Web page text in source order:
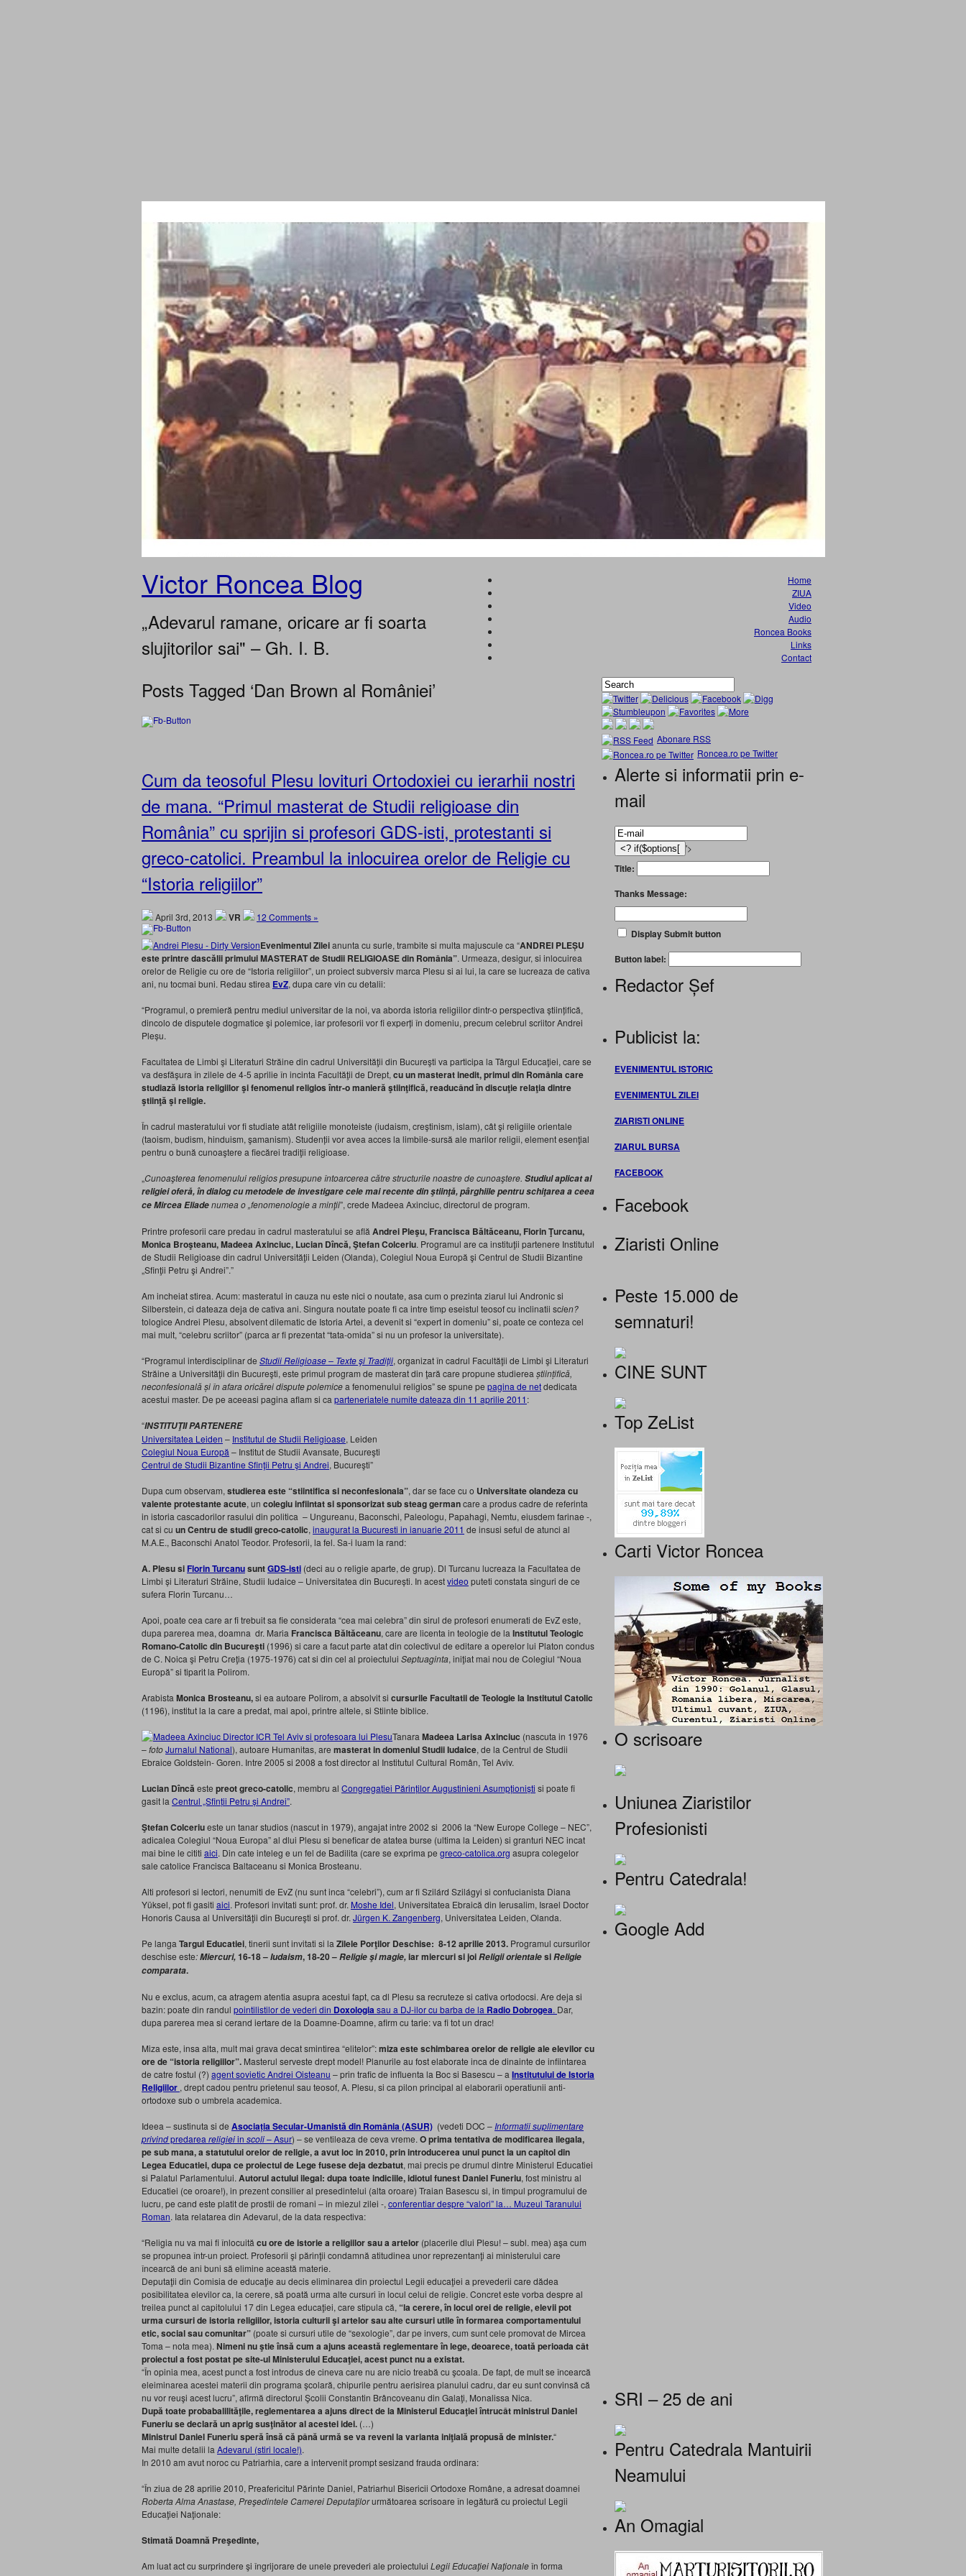
Victor Roncea Blog
„Adevarul ramane, oricare ar fi soarta
slujitorilor sai" – Gh. I. B.
Home
ZIUA
Video
Audio
Roncea Books
Links
Contact
Posts Tagged ‘Dan Brown al României’
Cum da teosoful Plesu lovituri Ortodoxiei cu ierarhii nostri
de mana. “Primul masterat de Studii religioase din
România” cu sprijin si profesori GDS-isti, protestanti si
greco-catolici. Preambul la inlocuirea orelor de Religie cu
“Istoria religiilor”
April 3rd, 2013 VR 12 Comments »
Evenimentul Zileianunta cu surle, trambite si multa majuscule ca “ANDREI PLEȘU
este printre dascălii primului MASTERAT de Studii RELIGIOASE din România”. Urmeaza, desigur, si inlocuirea
orelor de Religie cu ore de “Istoria religiilor”, un proiect subversiv marca Plesu si ai lui, la care se lucreaza de cativa
ani, nu tocmai buni. Redau stirea EvZ, dupa care vin cu detalii:
“Programul, o premieră pentru mediul universitar de la noi, va aborda istoria religiilor dintr-o perspectiva științifică,
dincolo de disputele dogmatice şi polemice, iar profesorii vor fi experți în domeniu, precum celebrul scriitor Andrei
Pleșu.
Facultatea de Limbi şi Literaturi Străine din cadrul Universităţii din Bucureşti va participa la Târgul Educaţiei, care se
va desfăşura în zilele de 4-5 aprilie în incinta Facultăţii de Drept, cu un masterat inedit, primul din România care
studiază istoria religiilor şi fenomenul religios într-o manieră ştiinţifică, readucând în discuţie relaţia dintre
ştiinţă şi religie.
În cadrul masteratului vor fi studiate atât religiile monoteiste (iudaism, creştinism, islam), cât şi religiile orientale
(taoism, budism, hinduism, şamanism). Studenții vor avea acces la limbile-sursă ale marilor religii, element esenţial
pentru o bună cunoaştere a fiecărei tradiţii religioase.
„Cunoaşterea fenomenului religios presupune întoarcerea către structurile noastre de cunoaştere. Studiul aplicat al
religiei oferă, în dialog cu metodele de investigare cele mai recente din ştiinţă, pârghiile pentru schiţarea a ceea
ce Mircea Eliadenumea o „fenomenologie a minţii”, crede Madeea Axinciuc, directorul de program.
Printre profesorii care predau în cadrul masteratului se află Andrei Pleşu, Francisca Băltăceanu, Florin Ţurcanu,
Monica Broşteanu, Madeea Axinciuc, Lucian Dîncă, Ştefan Colceriu. Programul are ca instituţii partenere Institutul
de Studii Religioase din cadrul Universităţii Leiden (Olanda), Colegiul Noua Europă şi Centrul de Studii Bizantine
„Sfinţii Petru şi Andrei”.”
Am incheiat stirea. Acum: masteratul in cauza nu este nici o noutate, asa cum o prezinta ziarul lui Andronic si
Silberstein, ci dateaza deja de cativa ani. Singura noutate poate fi ca intre timp eseistul teosof cu inclinatii scien?
tologice Andrei Plesu, absolvent dilematic de Istoria Artei, a devenit si “expert in domeniu” si, poate ce conteza cel
mai mult, “celebru scriitor” (parca ar fi prezentat “tata-omida” si nu un profesor la universitate).
“Programul interdisciplinar de Studii Religioase – Texte şi Tradiţii, organizat în cadrul Facultăţii de Limbi şi Literaturi
Străine a Universităţii din Bucureşti, este primul program de masterat din ţară care propune studierea științifică,
neconfesională și în afara oricărei dispute polemicea fenomenului religios” se spune pe pagina de netdedicata
acestui master. De pe aceeasi pagina aflam si ca parteneriatele numite dateaza din 11 aprilie 2011:
“INSTITUŢII PARTENERE
Universitatea Leiden – Institutul de Studii Religioase, Leiden
Colegiul Noua Europă – Institut de Studii Avansate, Bucureşti
Centrul de Studii Bizantine Sfinţii Petru şi Andrei, Bucureşti”
Dupa cum observam, studierea este “stiintifica si neconfesionala”, dar se face cu o Universitate olandeza cu
valente protestante acute, un colegiu infiintat si sponsorizat sub steag germancare a produs cadre de referinta
in istoria cascadorilor rasului din politica – Ungureanu, Baconschi, Paleologu, Papahagi, Nemtu, eiusdem farinae -,
cat si cu un Centru de studii greco-catolic, inaugurat la Bucuresti in ianuarie 2011 de insusi seful de atunci al
M.A.E., Baconschi Anatol Teodor. Profesorii, la fel. Sa-i luam la rand:
A. Plesu si Florin TurcanusuntGDS-isti (deci au o religie aparte, de grup). Dl Turcanu lucreaza la Facultatea de
Limbi și Literaturi Străine, Studii Iudaice – Universitatea din București. In acestvideo puteti constata singuri de ce
sufera Florin Turcanu…
Apoi, poate cea care ar fi trebuit sa fie considerata “cea mai celebra” din sirul de profesori enumerati de EvZ este,
dupa parerea mea, doamna dr. Maria Francisca Băltăceanu, care are licenta in teologie de la Institutul Teologic
Romano-Catolic din Bucureşti (1996) si care a facut parte atat din colectivul de editare a operelor lui Platon condus
de C. Noica şi Petru Creţia (1975-1976) cat si din cel al proiectului Septuaginta, iniţiat mai nou de Colegiul “Noua
Europă” si tiparit la Polirom.
Arabista Monica Brosteanu,si ea autoare Polirom, a absolvit si cursurile Facultatii de Teologie la Institutul Catolic
(1196), institut la la care a predat, mai apoi, printre altele, si Stiinte biblice.
Tanara Madeea Larisa Axinciuc (nascuta in 1976
–fotoJurnalul National), autoare Humanitas, are masterat in domeniul Studii Iudaice, de la Centrul de Studii
Ebraice Goldstein- Goren. Intre 2005 si 2008 a fost director al Institutul Cultural Român, Tel Aviv.
Lucian Dîncă este preot greco-catolic, membru al Congregației Părinților Augustinieni Asumpționiști si poate fi
gasit la Centrul „Sfinții Petru și Andrei”.
Ştefan Colceriueste un tanar studios (nascut in 1979), angajat intre 2002 si 2006 la “New Europe College – NEC”,
adicalea Colegiul “Noua Europa” al dlui Plesu si beneficar de atatea burse (ultima la Leiden) si granturi NEC incat
mai bine le cititi aici. Din cate inteleg e un fel de Badilita (care se exprima pe greco-catolica.org asupra colegelor
sale catolice Francisca Baltaceanu si Monica Brosteanu.
Alti profesori si lectori, nenumiti de EvZ (nu sunt inca “celebri”), cum ar fi Szilárd Szilágyi si confucianista Diana
Yüksel, pot fi gasiti aici. Profesori invitati sunt: prof. dr. Moshe Idel, Universitatea Ebraică din Ierusalim, Israel Doctor
Honoris Causa al Universităţii din Bucureşti si prof. dr. Jürgen K. Zangenberg, Universitatea Leiden, Olanda.
Pe langa Targul Educatiei, tinerii sunt invitati si la Zilele Porţilor Deschise: 8-12 aprilie 2013. Programul cursurilor
deschise este:Miercuri,16-18 –Iudaism, 18-20 –Religie şi magie,iar miercuri si joiReligii orientalesiReligie
comparata.
Nu e exclus, acum, ca atragem atentia asupra acestui fapt, ca dl Plesu sa recruteze si cativa ortodocsi. Are deja si
bazin: poate din randul pointilistilor de vederi din Doxologiasau a DJ-ilor cu barba de la Radio Dobrogea. Dar,
dupa parerea mea si cerand iertare de la Doamne-Doamne, afirm cu tarie: va fi tot un drac!
Miza este, insa alta, mult mai grava decat smintirea “elitelor”:miza este schimbarea orelor de religie ale elevilor cu
ore de “istoria religiilor”. Masterul serveste drept model! Planurile au fost elaborate inca de dinainte de infiintarea
de catre fostul (?) agent sovietic Andrei Oisteanu – prin trafic de influenta la Boc si Basescu – a Institutului de Istoria
Religiilor , drept cadou pentru prietenul sau teosof, A. Plesu, si ca pilon principal al elaborarii operatiunii anti-
ortodoxe sub o umbrela academica.
Ideea – sustinuta si de Asociația Secular-Umanistă din România (ASUR) (vedeti DOC – Informatii suplimentare
privindpredarea religieiin scoli– Asur) – se ventileaza de ceva vreme. O prima tentativa de modificarea ilegala,
pe sub mana, a statutului orelor de religie, a avut loc in 2010, prin introducerea unui punct la un capitol din
Legea Educatiei, dupa ce proiectul de Lege fusese deja dezbatut, mai precis pe drumul dintre Ministerul Educatiei
si Palatul Parlamentului. Autorul actului ilegal: dupa toate indiciile, idiotul funest Daniel Funeriu, fost ministru al
Educatiei (ce oroare!), in prezent consilier al presedintelui (alta oroare) Traian Basescu si, in timpul programului de
lucru, pe cand este platit de prostii de romani – in miezul zilei -, conferentiar despre “valori” la… Muzeul Taranului
Roman. Iata relatarea din Adevarul, de la data respectiva:
“Religia nu va mai fi înlocuită cu ore de istorie a religiilor sau a artelor (placerile dlui Plesu! – subl. mea) aşa cum
se propunea într-un proiect. Profesorii şi părinţii condamnă atitudinea unor reprezentanţi ai ministerului care
încearcă de ani buni să elimine această materie.
Deputaţii din Comisia de educaţie au decis eliminarea din proiectul Legii educaţiei a prevederii care dădea
posibilitatea elevilor ca, la cerere, să poată urma alte cursuri în locul celui de religie. Concret este vorba despre al
treilea punct al capitolului 17 din Legea educaţiei, care stipula că, “la cerere, în locul orei de religie, elevii pot
urma cursuri de istoria religiilor, istoria culturii şi artelor sau alte cursuri utile în formarea comportamentului
etic, social sau comunitar” (poate si cursuri utile de “sexologie”, dar pe invers, cum sunt cele promovat de Mircea
Toma – nota mea). Nimeni nu ştie însă cum a ajuns această reglementare în lege, deoarece, toată perioada cât
proiectul a fost postat pe site-ul Ministerului Educaţiei, acest punct nu a existat.
“În opinia mea, acest punct a fost introdus de cineva care nu are nicio treabă cu şcoala. De fapt, de mult se încearcă
eleiminarea acestei materii din programa şcolară, chipurile pentru aerisirea planului cadru, dar eu sunt convinsă că
nu vor reuşi acest lucru”, afirmă directorul Şcolii Constantin Brâncoveanu din Galaţi, Monalissa Nica.
După toate probabalilităţile, reglementarea a ajuns direct de la Ministerul Educaţiei întrucât ministrul Daniel
Funeriu se declară un aprig susţinător al acestei idei. (…)
Ministrul Daniel Funeriu speră însă că până urmă se va reveni la varianta iniţială propusă de minister.“
Mai multe detalii la Adevarul (stiri locale!).
In 2010 am avut noroc cu Patriarhia, care a intervenit prompt sesizand frauda ordinara:
“În ziua de 28 aprilie 2010, Preafericitul Părinte Daniel, Patriarhul Bisericii Ortodoxe Române, a adresat doamnei
Roberta Alma Anastase, Preşedintele Camerei Deputaţilorurmătoarea scrisoare în legătură cu proiectul Legii
Educaţiei Naţionale:
Stimată Doamnă Preşedinte,
Am luat act cu surprindere şi îngrijorare de unele prevederi ale proiectului Legii Educaţiei Naţionaleîn forma
Abonare RSS
Roncea.ro pe Twitter
Alerte si informatii prin e-
mail
'>
Title:
Thanks Message:
Display Submit button
Button label:
Redactor Șef
Publicist la:
EVENIMENTUL ISTORIC
EVENIMENTUL ZILEI
ZIARISTI ONLINE
ZIARUL BURSA
FACEBOOK
Facebook
Ziaristi Online
Peste 15.000 de
semnaturi!
CINE SUNT
Top ZeList
Carti Victor Roncea
O scrisoare
Uniunea Ziaristilor
Profesionisti
Pentru Catedrala!
Google Add
SRI – 25 de ani
Pentru Catedrala Mantuirii
Neamului
An Omagial